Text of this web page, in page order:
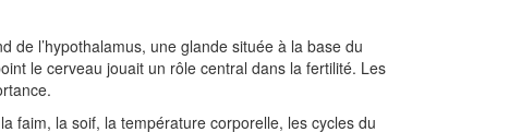
de l’hypothalamus, une glande située à la base du
le cerveau jouait un rôle central dans la fertilité. Les
faim, la soif, la température corporelle, les cycles du